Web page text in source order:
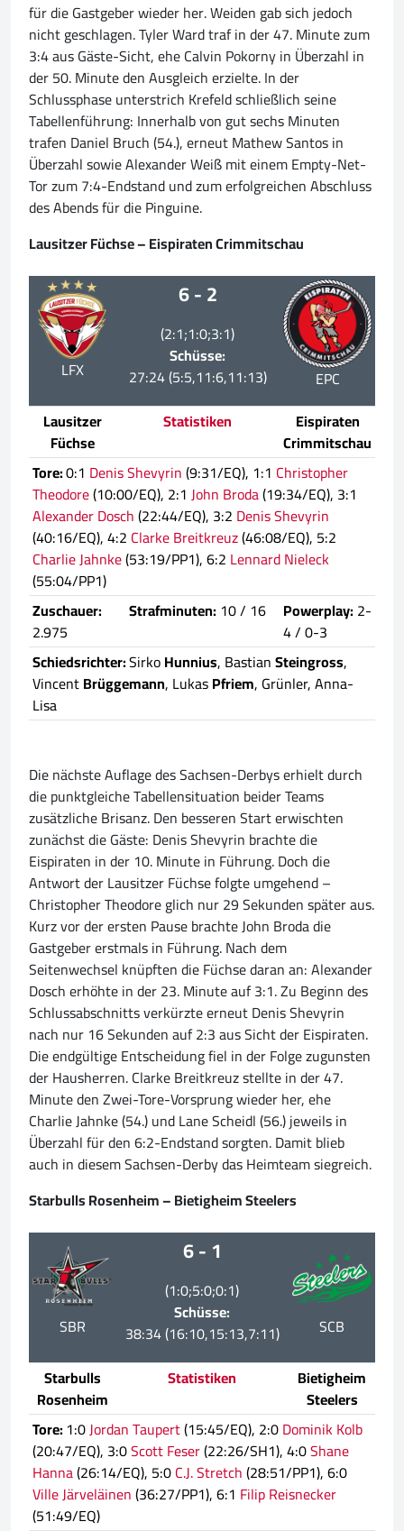
für die Gastgeber wieder her. Weiden gab sich jedoch
nicht geschlagen. Tyler Ward traf in der 47. Minute zum
3:4 aus Gäste-Sicht, ehe Calvin Pokorny in Überzahl in
der 50. Minute den Ausgleich erzielte. In der
Schlussphase unterstrich Krefeld schließlich seine
Tabellenführung: Innerhalb von gut sechs Minuten
trafen Daniel Bruch (54.), erneut Mathew Santos in
Überzahl sowie Alexander Weiß mit einem Empty-Net-
Tor zum 7:4-Endstand und zum erfolgreichen Abschluss
des Abends für die Pinguine.
Lausitzer Füchse – Eispiraten Crimmitschau
LFX
6 - 2
(2:1;1:0;3:1)
Schüsse:
27:24 (5:5,11:6,11:13)
EPC
Lausitzer
Füchse
Statistiken
Eispiraten
Crimmitschau
Tore:0:1 Denis Shevyrin(9:31/EQ), 1:1 Christopher
Theodore(10:00/EQ), 2:1 John Broda(19:34/EQ), 3:1
Alexander Dosch(22:44/EQ), 3:2 Denis Shevyrin
(40:16/EQ), 4:2 Clarke Breitkreuz(46:08/EQ), 5:2
Charlie Jahnke(53:19/PP1), 6:2 Lennard Nieleck
(55:04/PP1)
Zuschauer:
2.975
Strafminuten: 10 / 16 Powerplay: 2-
4 / 0-3
Schiedsrichter:SirkoHunnius, BastianSteingross,
VincentBrüggemann, LukasPfriem, Grünler, Anna-
Lisa
Die nächste Auflage des Sachsen-Derbys erhielt durch
die punktgleiche Tabellensituation beider Teams
zusätzliche Brisanz. Den besseren Start erwischten
zunächst die Gäste: Denis Shevyrin brachte die
Eispiraten in der 10. Minute in Führung. Doch die
Antwort der Lausitzer Füchse folgte umgehend –
Christopher Theodore glich nur 29 Sekunden später aus.
Kurz vor der ersten Pause brachte John Broda die
Gastgeber erstmals in Führung. Nach dem
Seitenwechsel knüpften die Füchse daran an: Alexander
Dosch erhöhte in der 23. Minute auf 3:1. Zu Beginn des
Schlussabschnitts verkürzte erneut Denis Shevyrin
nach nur 16 Sekunden auf 2:3 aus Sicht der Eispiraten.
Die endgültige Entscheidung fiel in der Folge zugunsten
der Hausherren. Clarke Breitkreuz stellte in der 47.
Minute den Zwei-Tore-Vorsprung wieder her, ehe
Charlie Jahnke (54.) und Lane Scheidl (56.) jeweils in
Überzahl für den 6:2-Endstand sorgten. Damit blieb
auch in diesem Sachsen-Derby das Heimteam siegreich.
Starbulls Rosenheim – Bietigheim Steelers
SBR
6 - 1
(1:0;5:0;0:1)
Schüsse:
38:34 (16:10,15:13,7:11)
SCB
Starbulls
Rosenheim
Statistiken
Bietigheim
Steelers
Tore:1:0Jordan Taupert(15:45/EQ), 2:0Dominik Kolb
(20:47/EQ), 3:0Scott Feser(22:26/SH1), 4:0Shane
Hanna(26:14/EQ), 5:0C.J. Stretch(28:51/PP1), 6:0
Ville Järveläinen(36:27/PP1), 6:1 Filip Reisnecker
(51:49/EQ)